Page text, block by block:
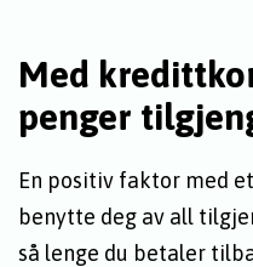
Med
penger
En positiv faktor med
benytte deg av all
så lenge du betaler